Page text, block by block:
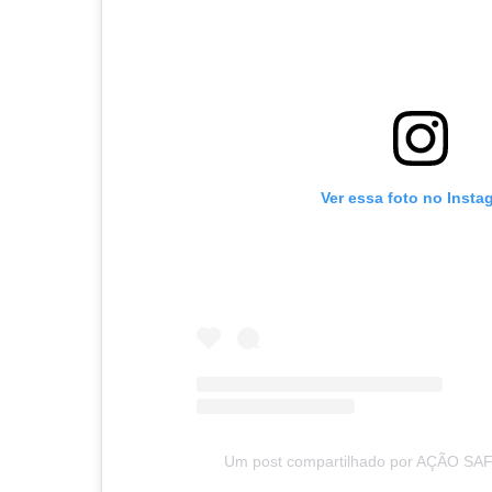
Ver essa foto no
Um post compartilhado por AÇÃO